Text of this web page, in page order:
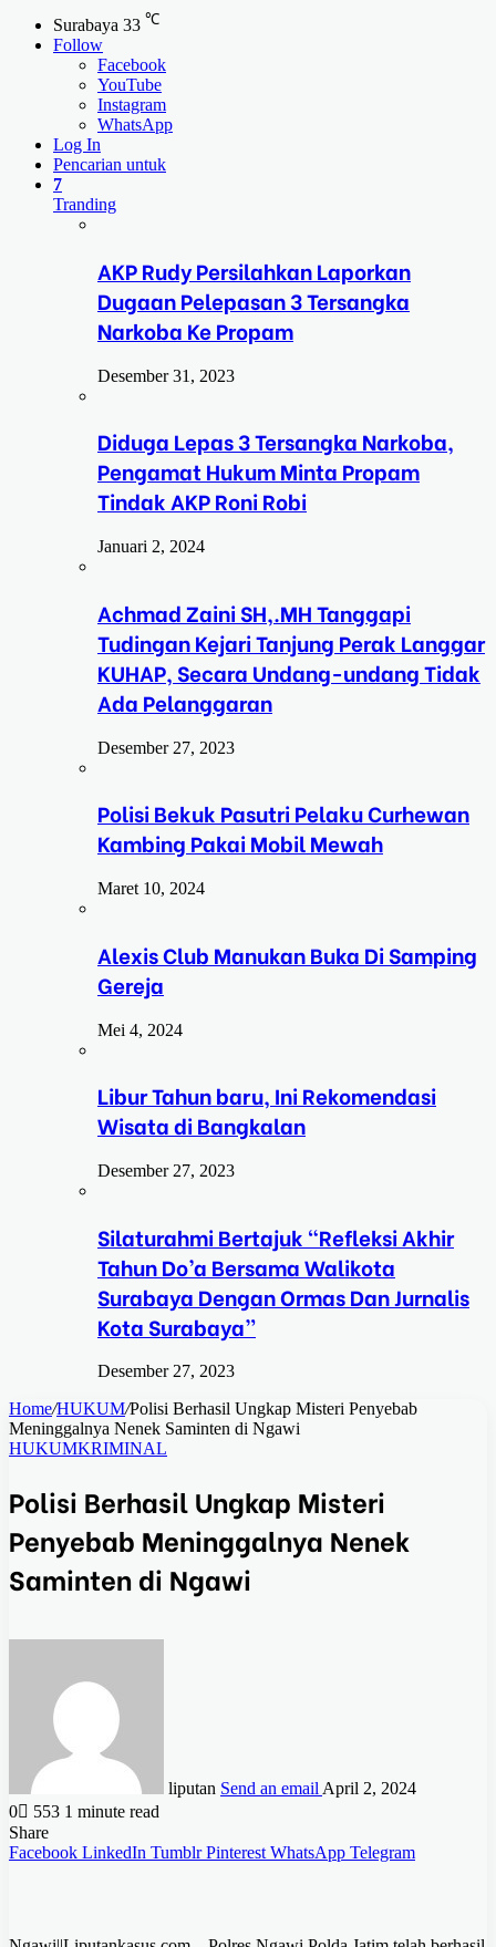
Surabaya 33 ℃
Follow
Facebook
YouTube
Instagram
WhatsApp
Log In
Pencarian untuk
7
Tranding
AKP Rudy Persilahkan Laporkan
Dugaan Pelepasan 3 Tersangka
Narkoba Ke Propam
Desember 31, 2023
Diduga Lepas 3 Tersangka Narkoba,
Pengamat Hukum Minta Propam
Tindak AKP Roni Robi
Januari 2, 2024
Achmad Zaini SH,.MH Tanggapi
Tudingan Kejari Tanjung Perak Langgar
KUHAP, Secara Undang-undang Tidak
Ada Pelanggaran
Desember 27, 2023
Polisi Bekuk Pasutri Pelaku Curhewan
Kambing Pakai Mobil Mewah
Maret 10, 2024
Alexis Club Manukan Buka Di Samping
Gereja
Mei 4, 2024
Libur Tahun baru, Ini Rekomendasi
Wisata di Bangkalan
Desember 27, 2023
Silaturahmi Bertajuk “Refleksi Akhir
Tahun Do’a Bersama Walikota
Surabaya Dengan Ormas Dan Jurnalis
Kota Surabaya”
Desember 27, 2023
Home/HUKUM/Polisi Berhasil Ungkap Misteri Penyebab
Meninggalnya Nenek Saminten di Ngawi
HUKUMKRIMINAL
Polisi Berhasil Ungkap Misteri
Penyebab Meninggalnya Nenek
Saminten di Ngawi
liputan Send an email April 2, 2024
0
553 1 minute read
Share
Facebook LinkedIn Tumblr Pinterest WhatsApp Telegram